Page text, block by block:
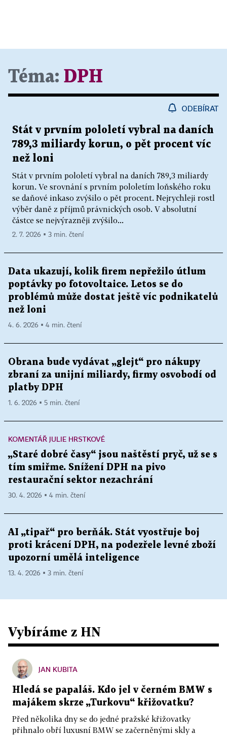
Téma: DPH
ODEBÍRAT
Stát v prvním pololetí vybral na daních
789,3 miliardy korun, o pět procent víc
než loni
Stát v prvním pololetí vybral na daních 789,3 miliardy
korun. Ve srovnání s prvním pololetím loňského roku
se daňové inkaso zvýšilo o pět procent. Nejrychleji rostl
výběr daně z příjmů právnických osob. V absolutní
částce se nejvýrazněji zvýšilo...
2. 7. 2026 ▪ 3 min. čtení
Data ukazují, kolik firem nepřežilo útlum
poptávky po fotovoltaice. Letos se do
problémů může dostat ještě víc podnikatelů
než loni
4. 6. 2026 ▪ 4 min. čtení
Obrana bude vydávat „glejt“ pro nákupy
zbraní za unijní miliardy, firmy osvobodí od
platby DPH
1. 6. 2026 ▪ 5 min. čtení
KOMENTÁŘ JULIE HRSTKOVÉ
„Staré dobré časy“ jsou naštěstí pryč, už se s
tím smiřme. Snížení DPH na pivo
restaurační sektor nezachrání
30. 4. 2026 ▪ 4 min. čtení
AI „tipař“ pro berňák. Stát vyostřuje boj
proti krácení DPH, na podezřele levné zboží
upozorní umělá inteligence
13. 4. 2026 ▪ 3 min. čtení
Vybíráme z HN
JAN KUBITA
Hledá se papaláš. Kdo jel v černém BMW s
majákem skrze „Turkovu“ křižovatku?
Před několika dny se do jedné pražské křižovatky
přihnalo obří luxusní BMW se začerněnými skly a